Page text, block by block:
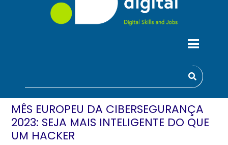
MÊS EUROPEU DA CIBERSEGURANÇA
2023: SEJA MAIS INTELIGENTE DO QUE
UM HACKER